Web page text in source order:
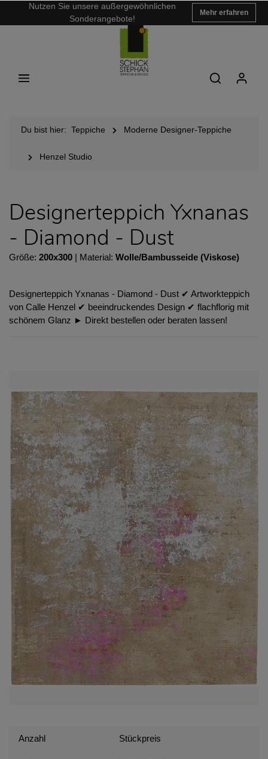
Nutzen Sie unsere außergewöhnlichen
Sonderangebote!
Mehr erfahren
Du bist hier: Teppiche Moderne Designer-Teppiche
Henzel Studio
Designerteppich Yxnanas
- Diamond - Dust
Größe: 200x300 | Material: Wolle/Bambusseide (Viskose)
Designerteppich Yxnanas - Diamond - Dust ✔︎ Artworkteppich
von Calle Henzel ✔︎ beeindruckendes Design ✔︎ flachflorig mit
schönem Glanz ► Direkt bestellen oder beraten lassen!
Anzahl Stückpreis